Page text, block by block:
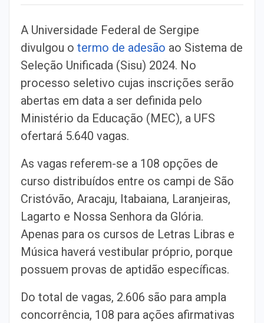
A Universidade Federal de Sergipe
divulgou o termo de adesão ao Sistema de
Seleção Unificada (Sisu) 2024. No
processo seletivo cujas inscrições serão
abertas em data a ser definida pelo
Ministério da Educação (MEC), a UFS
ofertará 5.640 vagas.
As vagas referem-se a 108 opções de
curso distribuídos entre os campi de São
Cristóvão, Aracaju, Itabaiana, Laranjeiras,
Lagarto e Nossa Senhora da Glória.
Apenas para os cursos de Letras Libras e
Música haverá vestibular próprio, porque
possuem provas de aptidão específicas.
Do total de vagas, 2.606 são para ampla
concorrência, 108 para ações afirmativas